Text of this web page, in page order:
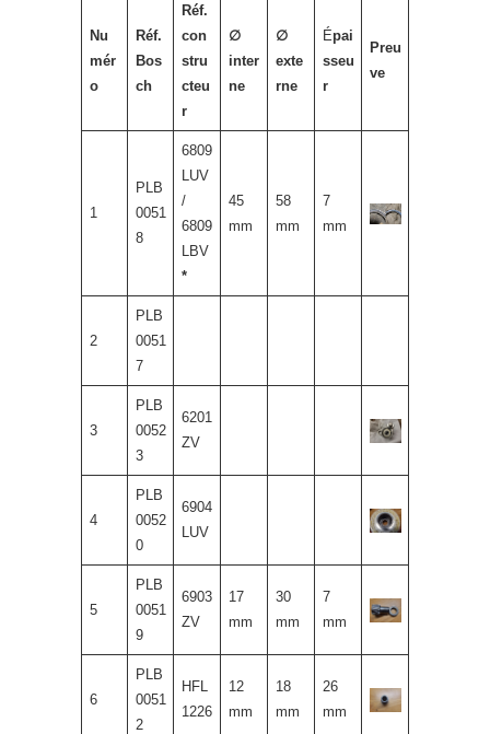
Nu
mér
o
Réf.
Bos
ch
Réf.
con
stru
cteu
r
∅
inter
ne
∅
exte
rne
Épai
sseu
r
Preu
ve
1
PLB
0051
8
6809
LUV
/
6809
LBV
*
45
mm
58
mm
7
mm
2
PLB
0051
7
3
PLB
0052
3
6201
ZV
4
PLB
0052
0
6904
LUV
5
PLB
0051
9
6903
ZV
17
mm
30
mm
7
mm
6
PLB
0051
2
HFL
1226
12
mm
18
mm
26
mm